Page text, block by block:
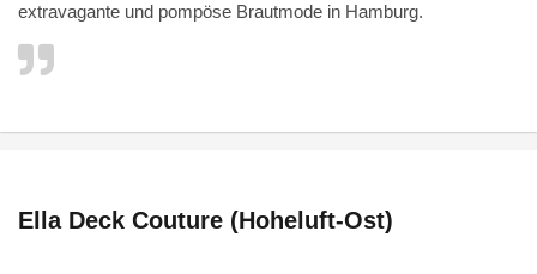
extravagante und pompöse Brautmode in Hamburg.
Ella Deck Couture (Hoheluft-Ost)